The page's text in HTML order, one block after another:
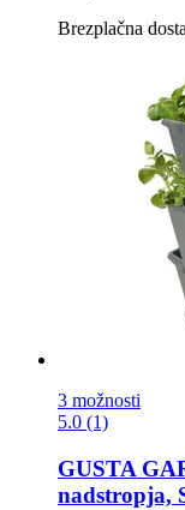
Brezplačna
3 možnosti
5.0 (1)
GUSTA
nadstropja,